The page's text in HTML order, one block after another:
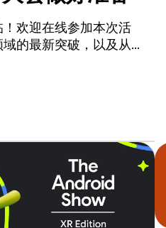
欢迎在线参加本次活
的最新突破，以及从
、Cloud 等公司各产